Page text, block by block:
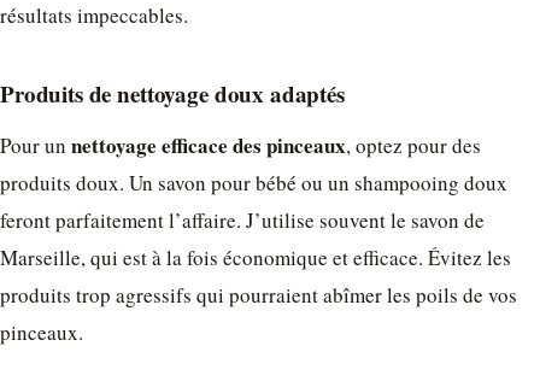
résultats impeccables.
Produits de nettoyage doux adaptés
Pour un nettoyage efficace des pinceaux, optez pour des
produits doux. Un savon pour bébé ou un shampooing doux
feront parfaitement l’affaire. J’utilise souvent le savon de
Marseille, qui est à la fois économique et efficace. Évitez les
produits trop agressifs qui pourraient abîmer les poils de vos
pinceaux.